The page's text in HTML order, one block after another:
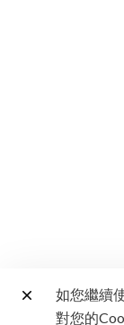
如您繼續
對您的